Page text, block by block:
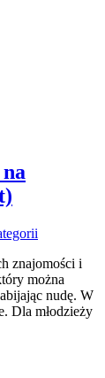
znajomości i
można
nudę. W
Dla młodzieży